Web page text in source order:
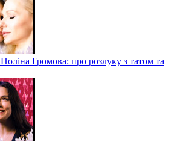
Громова: про розлуку з татом та